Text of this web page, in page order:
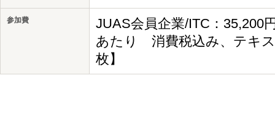
参加費
JUAS会員企業/ITC：35,200
あたり 消費税込み、テキ
枚】